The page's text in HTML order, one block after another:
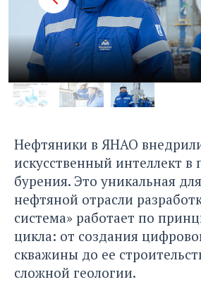
Нефтяники в ЯНАО
искусственный интеллект в
бурения. Это уникальная
нефтяной отрасли
система» работает по
цикла: от создания
скважины до ее
сложной геологии.